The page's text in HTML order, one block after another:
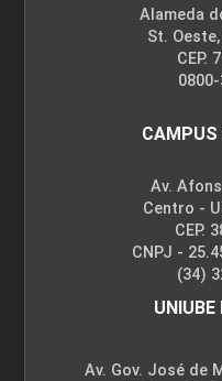
Alameda
St.
CEP.
CAMPUS
Av.
Centro -
CEP.
CNPJ -
(34)
Av. Gov. José de